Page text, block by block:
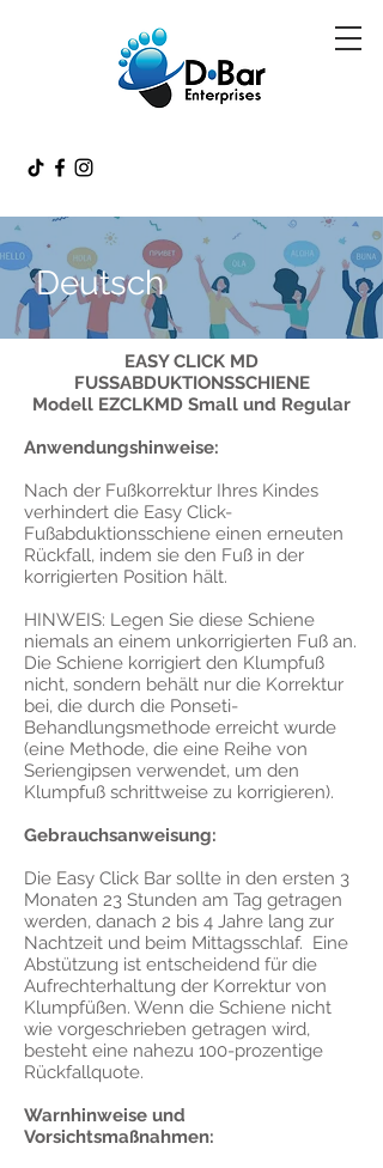
Deutsch
EASY CLICK MD
FUSSABDUKTIONSSCHIENE
Modell EZCLKMD Small und Regular
Anwendungshinweise:
Nach der Fußkorrektur Ihres Kindes
verhindert die Easy Click-
Fußabduktionsschiene einen erneuten
Rückfall, indem sie den Fuß in der
korrigierten Position hält.
HINWEIS: Legen Sie diese Schiene
niemals an einem unkorrigierten Fuß an.
Die Schiene korrigiert den Klumpfuß
nicht, sondern behält nur die Korrektur
bei, die durch die Ponseti-
Behandlungsmethode erreicht wurde
(eine Methode, die eine Reihe von
Seriengipsen verwendet, um den
Klumpfuß schrittweise zu korrigieren).
Gebrauchsanweisung:
Die Easy Click Bar sollte in den ersten 3
Monaten 23 Stunden am Tag getragen
werden, danach 2 bis 4 Jahre lang zur
Nachtzeit und beim Mittagsschlaf. Eine
Abstützung ist entscheidend für die
Aufrechterhaltung der Korrektur von
Klumpfüßen. Wenn die Schiene nicht
wie vorgeschrieben getragen wird,
besteht eine nahezu 100-prozentige
Rückfallquote.
Warnhinweise und
Vorsichtsmaßnahmen: